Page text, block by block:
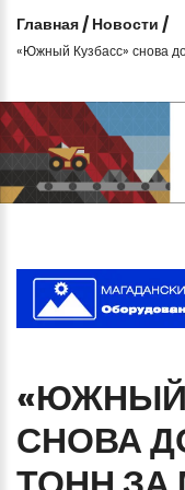
Главная / Новости /
«Южный Кузбасс» снова
«ЮЖНЫЙ
СНОВА